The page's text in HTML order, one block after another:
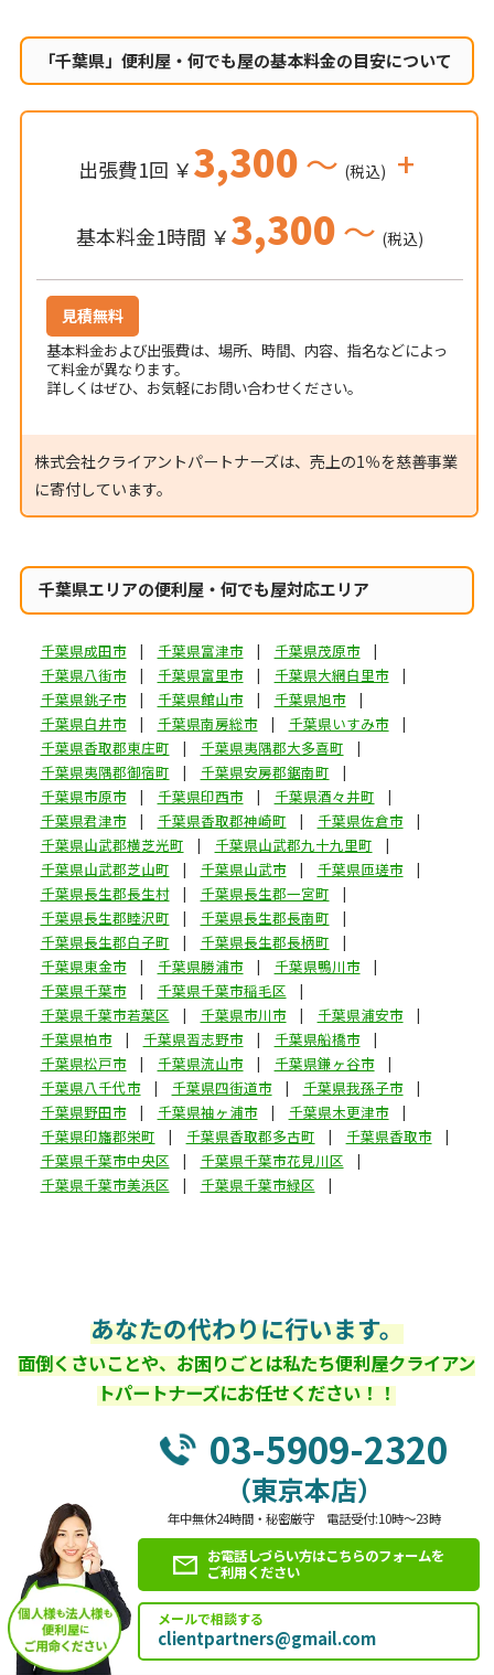
「千葉県」便利屋・何でも屋の基本料金の目安について
出張費1回 ￥3,300～ (税込) +
基本料金1時間 ￥3,300～ (税込)
見積無料
基本料金および出張費は、場所、時間、内容、指名などによっ
て料金が異なります。
詳しくはぜひ、お気軽にお問い合わせください。
株式会社クライアントパートナーズは、売上の1％を慈善事業
に寄付しています。
千葉県エリアの便利屋・何でも屋対応エリア
千葉県成田市 千葉県富津市
千葉県茂原市
千葉県八街市
千葉県富里市
千葉県大網白里市
千葉県銚子市
千葉県館山市
千葉県旭市
千葉県白井市
千葉県南房総市
千葉県いすみ市
千葉県香取郡東庄町
千葉県夷隅郡大多喜町
千葉県夷隅郡御宿町
千葉県安房郡鋸南町
千葉県市原市
千葉県印西市
千葉県酒々井町
千葉県君津市
千葉県香取郡神崎町
千葉県佐倉市
千葉県山武郡横芝光町
千葉県山武郡九十九里町
千葉県山武郡芝山町
千葉県山武市
千葉県匝瑳市
千葉県長生郡長生村
千葉県長生郡一宮町
千葉県長生郡睦沢町
千葉県長生郡長南町
千葉県長生郡白子町
千葉県長生郡長柄町
千葉県東金市
千葉県勝浦市
千葉県鴨川市
千葉県千葉市
千葉県千葉市稲毛区
千葉県千葉市若葉区
千葉県市川市
千葉県浦安市
千葉県柏市
千葉県習志野市
千葉県船橋市
千葉県松戸市
千葉県流山市
千葉県鎌ヶ谷市
千葉県八千代市
千葉県四街道市
千葉県我孫子市
千葉県野田市
千葉県袖ヶ浦市
千葉県木更津市
千葉県印旛郡栄町
千葉県香取郡多古町
千葉県香取市
千葉県千葉市中央区
千葉県千葉市花見川区
千葉県千葉市美浜区
千葉県千葉市緑区
あなたの代わりに行います。
面倒くさいことや、お困りごとは私たち便利屋クライアン
トパートナーズにお任せください！！
03-5909-2320
（東京本店）
年中無休24時間・秘密厳守 電話受付:10時～23時
お電話しづらい方はこちらのフォームを
ご利用ください
メールで相談する
clientpartners@gmail.com